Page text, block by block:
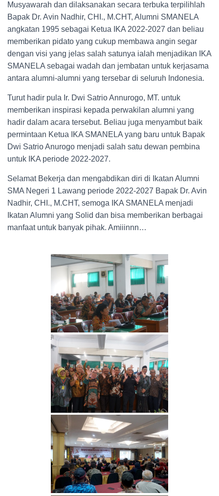
Musyawarah dan dilaksanakan secara terbuka terpilihlah
Bapak Dr. Avin Nadhir, CHI., M.CHT, Alumni SMANELA
angkatan 1995 sebagai Ketua IKA 2022-2027 dan beliau
memberikan pidato yang cukup membawa angin segar
dengan visi yang jelas salah satunya ialah menjadikan IKA
SMANELA sebagai wadah dan jembatan untuk kerjasama
antara alumni-alumni yang tersebar di seluruh Indonesia.
Turut hadir pula Ir. Dwi Satrio Annurogo, MT. untuk
memberikan inspirasi kepada perwakilan alumni yang
hadir dalam acara tersebut. Beliau juga menyambut baik
permintaan Ketua IKA SMANELA yang baru untuk Bapak
Dwi Satrio Anurogo menjadi salah satu dewan pembina
untuk IKA periode 2022-2027.
Selamat Bekerja dan mengabdikan diri di Ikatan Alumni
SMA Negeri 1 Lawang periode 2022-2027 Bapak Dr. Avin
Nadhir, CHI., M.CHT, semoga IKA SMANELA menjadi
Ikatan Alumni yang Solid dan bisa memberikan berbagai
manfaat untuk banyak pihak. Amiiinnn…